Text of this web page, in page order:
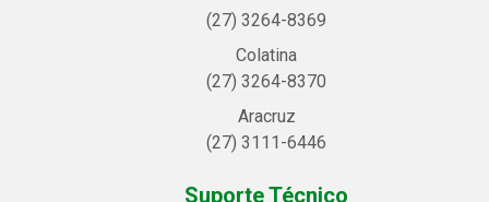
(27) 3264-8369
Colatina
(27) 3264-8370
Aracruz
(27) 3111-6446
Suporte Técnico